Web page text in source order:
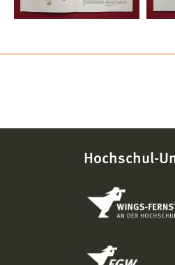
Hochschul-